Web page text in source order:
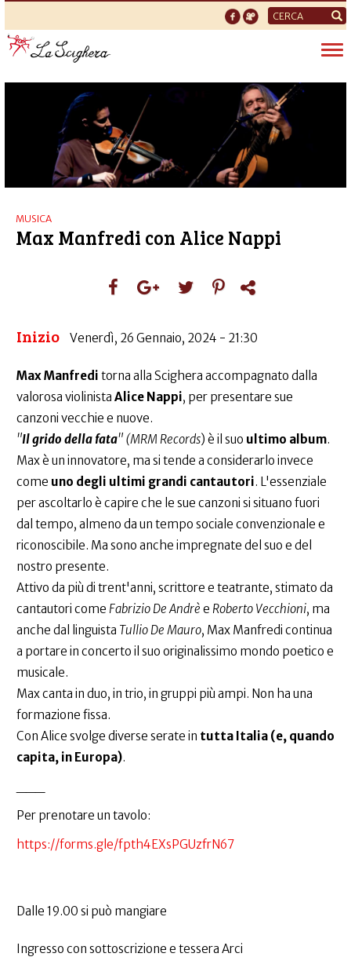
Form
di
ricerca
MUSICA
Max Manfredi con Alice Nappi
Inizio Venerdì, 26 Gennaio, 2024 - 21:30
Max Manfredi torna alla Scighera accompagnato dalla
valorosa violinista Alice Nappi, per presentare sue
canzoni vecchie e nuove.
"Il grido della fata" (MRM Records) è il suo ultimo album.
Max è un innovatore, ma si tende a considerarlo invece
come uno degli ultimi grandi cantautori. L'essenziale
per ascoltarlo è capire che le sue canzoni si situano fuori
dal tempo, almeno da un tempo sociale convenzionale e
riconoscibile. Ma sono anche impregnate del suo e del
nostro presente.
Attivo da più di trent'anni, scrittore e teatrante, stimato da
cantautori come Fabrizio De Andrè e Roberto Vecchioni, ma
anche dal linguista Tullio De Mauro, Max Manfredi continua
a portare in concerto il suo originalissimo mondo poetico e
musicale.
Max canta in duo, in trio, in gruppi più ampi. Non ha una
formazione fissa.
Con Alice svolge diverse serate in tutta Italia (e, quando
capita, in Europa).
Per prenotare un tavolo:
https://forms.gle/fpth4EXsPGUzfrN67
Dalle 19.00 si può mangiare
Ingresso con sottoscrizione e tessera Arci